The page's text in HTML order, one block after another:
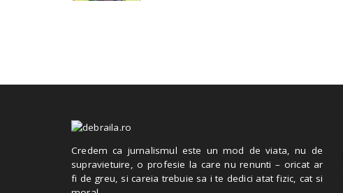
Credem ca jurnalismul este un mod de viata, nu de
supravietuire, o profesie la care nu renunti – oricat ar
fi de greu, si careia trebuie sa i te dedici atat fizic, cat si